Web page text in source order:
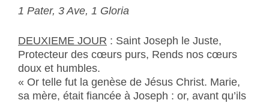
1 Pater, 3 Ave, 1 Gloria
DEUXIEME JOUR : Saint Joseph le Juste,
Protecteur des cœurs purs, Rends nos cœurs
doux et humbles.
« Or telle fut la genèse de Jésus Christ. Marie,
sa mère, était fiancée à Joseph : or, avant qu’ils